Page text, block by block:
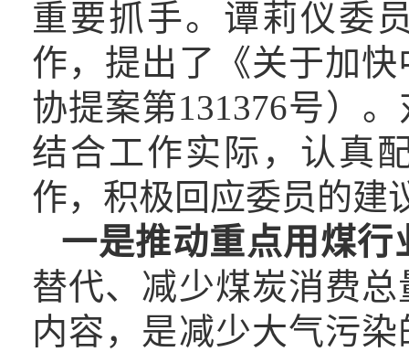
重要抓手。谭莉仪委
作，提出了《关于加
协提案第131376号）
结合工作实际，认真
作，积极回应委员的建
一是推动重点用煤行
替代、减少煤炭消费
内容，是减少大气污